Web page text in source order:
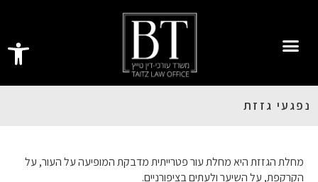
פתח
נפגעי גזזת
מחלת הגזזת היא מחלת עור פטרייתית מדבקת המופיעה על העור, על
הקרקפת, על השיער ולעתים בציפורניים.